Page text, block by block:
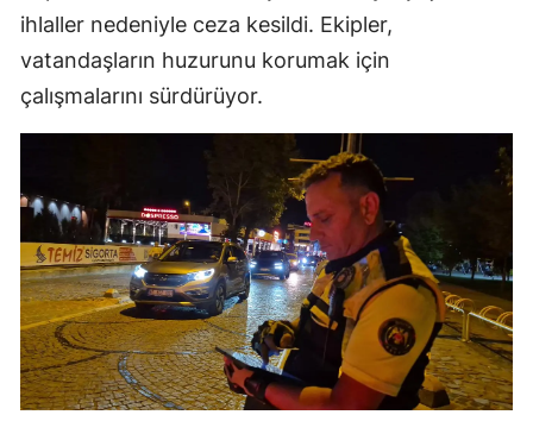
ihlaller nedeniyle ceza kesildi. Ekipler,
vatandaşların huzurunu korumak için
çalışmalarını sürdürüyor.